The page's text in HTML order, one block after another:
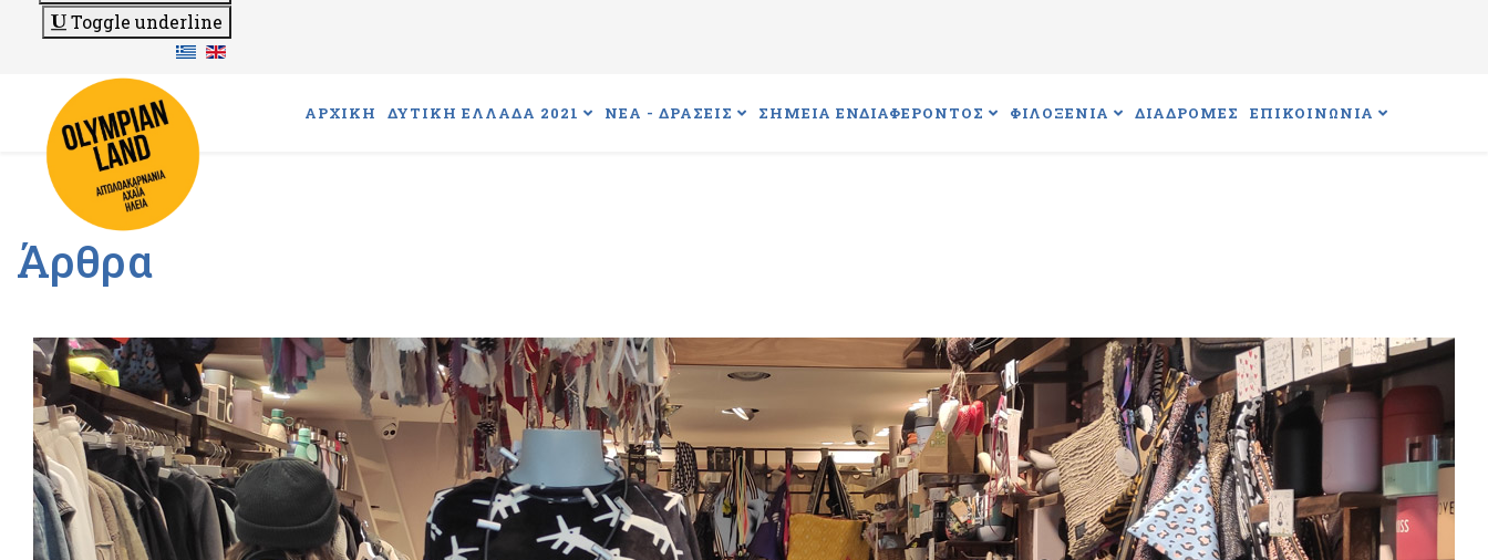
Toggle underline
ΑΡΧΙΚΗ ΔΥΤΙΚΗ ΕΛΛΑΔΑ 2021 ΝΕΑ - ΔΡΑΣΕΙΣ ΣΗΜΕΙΑ ΕΝΔΙΑΦΕΡΟΝΤΟΣ ΦΙΛΟΞΕΝΙΑ ΔΙΑΔΡΟΜΕΣ ΕΠΙΚΟΙΝΩΝΙΑ
Άρθρα